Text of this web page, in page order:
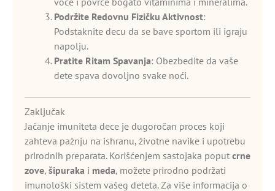
Podržite Redovnu Fizičku Aktivnost:
Podstaknite decu da se bave sportom ili igraju
napolju.
Pratite Ritam Spavanja: Obezbedite da vaše
dete spava dovoljno svake noći.
Zaključak
Jačanje imuniteta dece je dugoročan proces koji
zahteva pažnju na ishranu, životne navike i upotrebu
prirodnih preparata. Korišćenjem sastojaka poput crne
zove, šipuraka i meda, možete prirodno podržati
imunološki sistem vašeg deteta. Za više informacija o